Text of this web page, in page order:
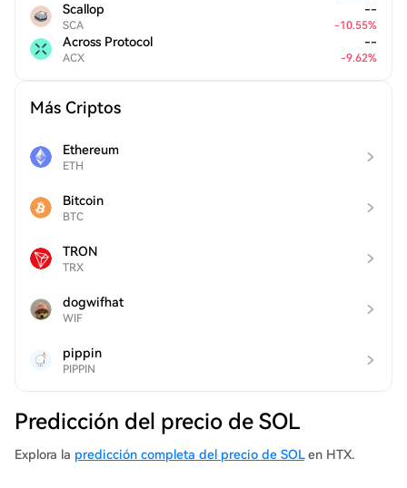
Scallop
SCA
--
-10.55%
Across Protocol
ACX
--
-9.62%
Más Criptos
Ethereum
ETH
Bitcoin
BTC
TRON
TRX
dogwifhat
WIF
pippin
PIPPIN
Predicción del precio de SOL
Explora la predicción completa del precio de SOLen HTX.